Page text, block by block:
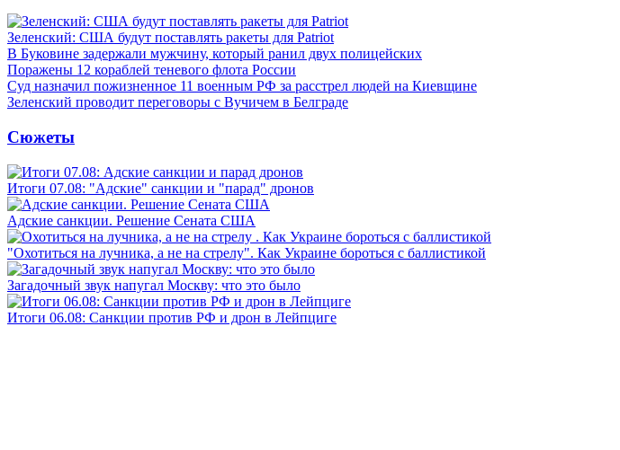
Зеленский: США будут поставлять ракеты для Patriot
В Буковине задержали мужчину, который ранил двух полицейских
Поражены 12 кораблей теневого флота России
Суд назначил пожизненное 11 военным РФ за расстрел людей на Киевщине
Зеленский проводит переговоры с Вучичем в Белграде
Сюжеты
Итоги 07.08: "Адские" санкции и "парад" дронов
Адские санкции. Решение Сената США
"Охотиться на лучника, а не на стрелу". Как Украине бороться с баллистикой
Загадочный звук напугал Москву: что это было
Итоги 06.08: Санкции против РФ и дрон в Лейпциге